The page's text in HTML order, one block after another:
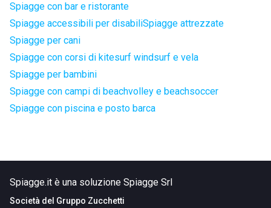
Spiagge con bar e ristorante
Spiagge accessibili per disabiliSpiagge attrezzate
Spiagge per cani
Spiagge con corsi di kitesurf windsurf e vela
Spiagge per bambini
Spiagge con campi di beachvolley e beachsoccer
Spiagge con piscina e posto barca
Spiagge.it è una soluzione Spiagge Srl
Società del Gruppo Zucchetti